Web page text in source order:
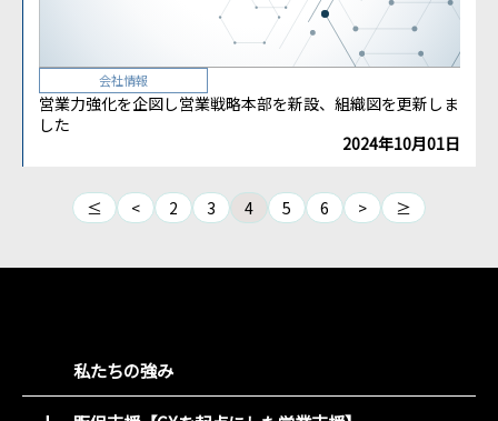
会社情報
営業力強化を企図し営業戦略本部を新設、組織図を更新しま
した
2024年10月01日
≤ < 2 3 4 5 6 > ≥
私たちの強み